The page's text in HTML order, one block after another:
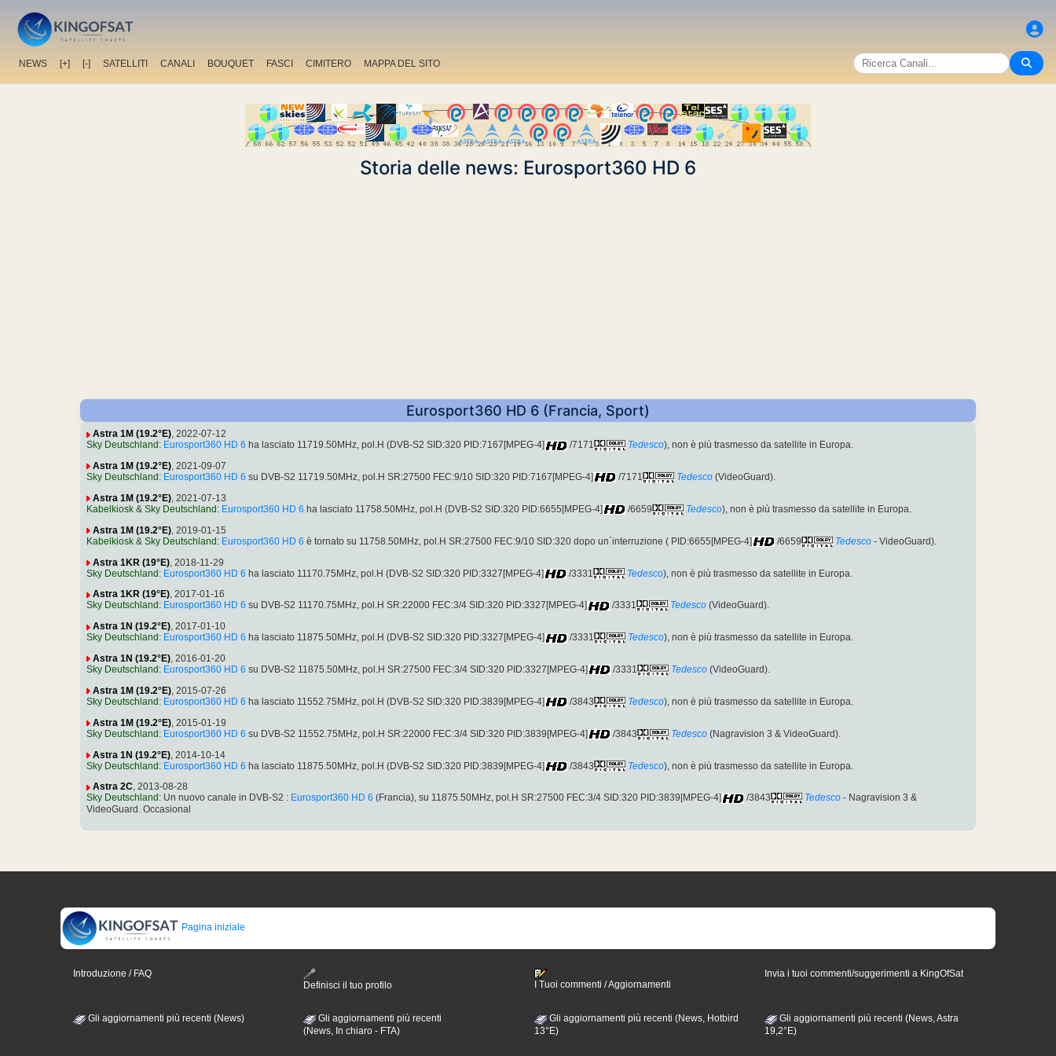
NEWS [+] [-] SATELLITI CANALI BOUQUET FASCI CIMITERO MAPPA DEL SITO
Storia delle news: Eurosport360 HD 6
Eurosport360 HD 6 (Francia, Sport)
Astra 1M (19.2°E), 2022-07-12
Sky Deutschland : Eurosport360 HD 6 ha lasciato 11719.50MHz, pol.H (DVB-S2 SID:320 PID:7167[MPEG-4] /7171 Tedesco), non è più trasmesso da satellite in Europa.
Astra 1M (19.2°E), 2021-09-07
Sky Deutschland : Eurosport360 HD 6 su DVB-S2 11719.50MHz, pol.H SR:27500 FEC:9/10 SID:320 PID:7167[MPEG-4] /7171 Tedesco (VideoGuard).
Astra 1M (19.2°E), 2021-07-13
Kabelkiosk & Sky Deutschland : Eurosport360 HD 6 ha lasciato 11758.50MHz, pol.H (DVB-S2 SID:320 PID:6655[MPEG-4] /6659 Tedesco), non è più trasmesso da satellite in Europa.
Astra 1M (19.2°E) , 2019-01-15
Kabelkiosk & Sky Deutschland: Eurosport360 HD 6 è tornato su 11758.50MHz, pol.H SR:27500 FEC:9/10 SID:320 dopo un´interruzione ( PID:6655[MPEG-4] /6659 Tedesco - VideoGuard).
Astra 1KR (19°E) , 2018-11-29
Sky Deutschland: Eurosport360 HD 6 ha lasciato 11170.75MHz, pol.H (DVB-S2 SID:320 PID:3327[MPEG-4] /3331 Tedesco), non è più trasmesso da satellite in Europa.
Astra 1KR (19°E), 2017-01-16
Sky Deutschland : Eurosport360 HD 6 su DVB-S2 11170.75MHz, pol.H SR:22000 FEC:3/4 SID:320 PID:3327[MPEG-4] /3331 Tedesco (VideoGuard).
Astra 1N (19.2°E), 2017-01-10
Sky Deutschland : Eurosport360 HD 6 ha lasciato 11875.50MHz, pol.H (DVB-S2 SID:320 PID:3327[MPEG-4] /3331 Tedesco), non è più trasmesso da satellite in Europa.
Astra 1N (19.2°E), 2016-01-20
Sky Deutschland : Eurosport360 HD 6 su DVB-S2 11875.50MHz, pol.H SR:27500 FEC:3/4 SID:320 PID:3327[MPEG-4] /3331 Tedesco (VideoGuard).
Astra 1M (19.2°E), 2015-07-26
Sky Deutschland : Eurosport360 HD 6 ha lasciato 11552.75MHz, pol.H (DVB-S2 SID:320 PID:3839[MPEG-4] /3843 Tedesco), non è più trasmesso da satellite in Europa.
Astra 1M (19.2°E) , 2015-01-19
Sky Deutschland: Eurosport360 HD 6 su DVB-S2 11552.75MHz, pol.H SR:22000 FEC:3/4 SID:320 PID:3839[MPEG-4] /3843 Tedesco (Nagravision 3 & VideoGuard).
Astra 1N (19.2°E) , 2014-10-14
Sky Deutschland: Eurosport360 HD 6 ha lasciato 11875.50MHz, pol.H (DVB-S2 SID:320 PID:3839[MPEG-4] /3843 Tedesco), non è più trasmesso da satellite in Europa.
Astra 2C, 2013-08-28
Sky Deutschland : Un nuovo canale in DVB-S2 : Eurosport360 HD 6 (Francia), su 11875.50MHz, pol.H SR:27500 FEC:3/4 SID:320 PID:3839[MPEG-4] /3843 Tedesco - Nagravision 3 &
VideoGuard. Occasional
Pagina iniziale
Introduzione / FAQ
Definisci il tuo profilo
I Tuoi commenti / Aggiornamenti
Invia i tuoi commenti/suggerimenti a KingOfSat
Gli aggiornamenti più recenti (News)
Gli aggiornamenti più recenti
(News, In chiaro - FTA)
Gli aggiornamenti più recenti (News, Hotbird
13°E)
Gli aggiornamenti più recenti (News, Astra
19,2°E)